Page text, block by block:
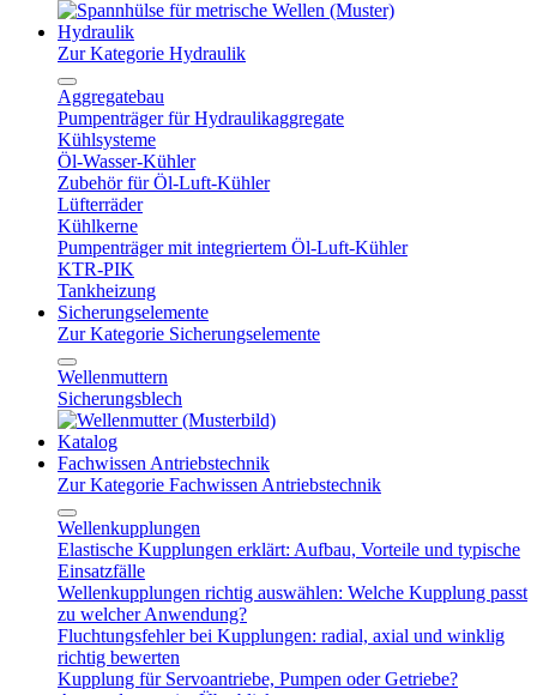
Hydraulik
Zur Kategorie Hydraulik
Aggregatebau
Pumpenträger für Hydraulikaggregate
Kühlsysteme
Öl-Wasser-Kühler
Zubehör für Öl-Luft-Kühler
Lüfterräder
Kühlkerne
Pumpenträger mit integriertem Öl-Luft-Kühler
KTR-PIK
Tankheizung
Sicherungselemente
Zur Kategorie Sicherungselemente
Wellenmuttern
Sicherungsblech
Katalog
Fachwissen Antriebstechnik
Zur Kategorie Fachwissen Antriebstechnik
Wellenkupplungen
Elastische Kupplungen erklärt: Aufbau, Vorteile und typische
Einsatzfälle
Wellenkupplungen richtig auswählen: Welche Kupplung passt
zu welcher Anwendung?
Fluchtungsfehler bei Kupplungen: radial, axial und winklig
richtig bewerten
Kupplung für Servoantriebe, Pumpen oder Getriebe?